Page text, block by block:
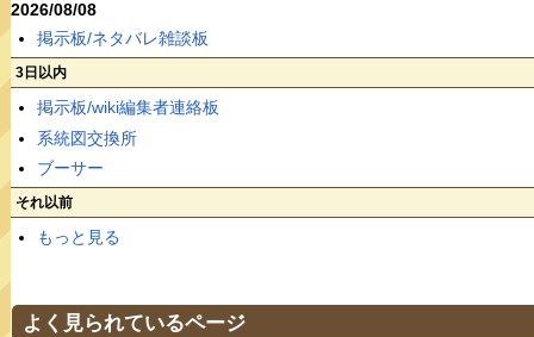
2026/08/08
掲示板/ネタバレ雑談板
3日以内
掲示板/wiki編集者連絡板
系統図交換所
ブーサー
それ以前
もっと見る
よく見られているページ